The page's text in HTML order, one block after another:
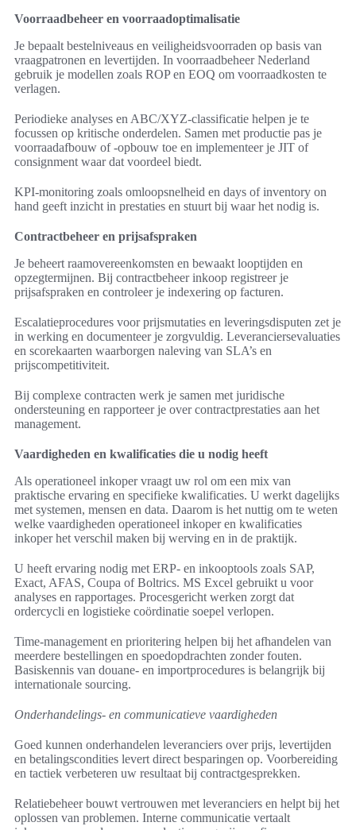
Voorraadbeheer en voorraadoptimalisatie
Je bepaalt bestelniveaus en veiligheidsvoorraden op basis van
vraagpatronen en levertijden. In voorraadbeheer Nederland
gebruik je modellen zoals ROP en EOQ om voorraadkosten te
verlagen.
Periodieke analyses en ABC/XYZ-classificatie helpen je te
focussen op kritische onderdelen. Samen met productie pas je
voorraadafbouw of -opbouw toe en implementeer je JIT of
consignment waar dat voordeel biedt.
KPI-monitoring zoals omloopsnelheid en days of inventory on
hand geeft inzicht in prestaties en stuurt bij waar het nodig is.
Contractbeheer en prijsafspraken
Je beheert raamovereenkomsten en bewaakt looptijden en
opzegtermijnen. Bij contractbeheer inkoop registreer je
prijsafspraken en controleer je indexering op facturen.
Escalatieprocedures voor prijsmutaties en leveringsdisputen zet je
in werking en documenteer je zorgvuldig. Leveranciersevaluaties
en scorekaarten waarborgen naleving van SLA’s en
prijscompetitiviteit.
Bij complexe contracten werk je samen met juridische
ondersteuning en rapporteer je over contractprestaties aan het
management.
Vaardigheden en kwalificaties die u nodig heeft
Als operationeel inkoper vraagt uw rol om een mix van
praktische ervaring en specifieke kwalificaties. U werkt dagelijks
met systemen, mensen en data. Daarom is het nuttig om te weten
welke vaardigheden operationeel inkoper en kwalificaties
inkoper het verschil maken bij werving en in de praktijk.
U heeft ervaring nodig met ERP- en inkooptools zoals SAP,
Exact, AFAS, Coupa of Boltrics. MS Excel gebruikt u voor
analyses en rapportages. Procesgericht werken zorgt dat
ordercycli en logistieke coördinatie soepel verlopen.
Time-management en prioritering helpen bij het afhandelen van
meerdere bestellingen en spoedopdrachten zonder fouten.
Basiskennis van douane- en importprocedures is belangrijk bij
internationale sourcing.
Onderhandelings- en communicatieve vaardigheden
Goed kunnen onderhandelen leveranciers over prijs, levertijden
en betalingscondities levert direct besparingen op. Voorbereiding
en tactiek verbeteren uw resultaat bij contractgesprekken.
Relatiebeheer bouwt vertrouwen met leveranciers en helpt bij het
oplossen van problemen. Interne communicatie vertaalt